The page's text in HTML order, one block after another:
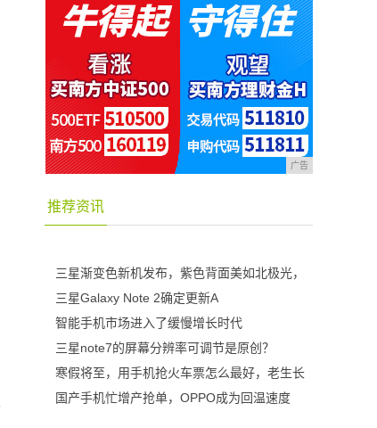
广告
推荐资讯
三星渐变色新机发布，紫色背面美如北极光，
三星Galaxy Note 2确定更新A
智能手机市场进入了缓慢增长时代
三星note7的屏幕分辨率可调节是原创？
寒假将至，用手机抢火车票怎么最好，老生长
国产手机忙增产抢单，OPPO成为回温速度